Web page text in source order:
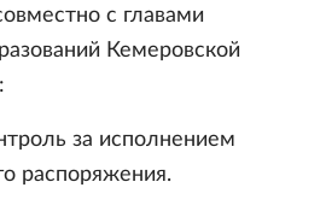
с главами
Кемеровской
за исполнением
распоряжения.